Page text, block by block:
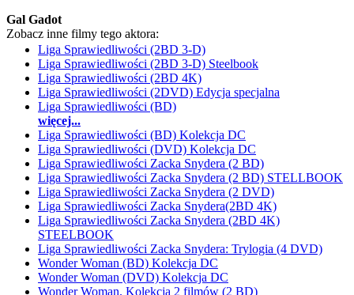
Gal Gadot
Zobacz inne filmy tego aktora:
Liga Sprawiedliwości (2BD 3-D)
Liga Sprawiedliwości (2BD 3-D) Steelbook
Liga Sprawiedliwości (2BD 4K)
Liga Sprawiedliwości (2DVD) Edycja specjalna
Liga Sprawiedliwości (BD)
więcej...
Liga Sprawiedliwości (BD) Kolekcja DC
Liga Sprawiedliwości (DVD) Kolekcja DC
Liga Sprawiedliwości Zacka Snydera (2 BD)
Liga Sprawiedliwości Zacka Snydera (2 BD) STELLBOOK
Liga Sprawiedliwości Zacka Snydera (2 DVD)
Liga Sprawiedliwości Zacka Snydera(2BD 4K)
Liga Sprawiedliwości Zacka Snydera (2BD 4K)
STEELBOOK
Liga Sprawiedliwości Zacka Snydera: Trylogia (4 DVD)
Wonder Woman (BD) Kolekcja DC
Wonder Woman (DVD) Kolekcja DC
Wonder Woman. Kolekcja 2 filmów (2 BD)